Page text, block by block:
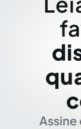
Assine